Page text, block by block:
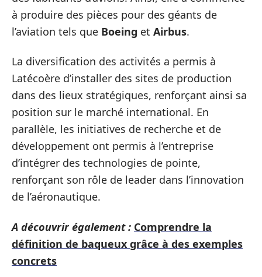
à produire des pièces pour des géants de
l’aviation tels que Boeing et Airbus.
La diversification des activités a permis à
Latécoère d’installer des sites de production
dans des lieux stratégiques, renforçant ainsi sa
position sur le marché international. En
parallèle, les initiatives de recherche et de
développement ont permis à l’entreprise
d’intégrer des technologies de pointe,
renforçant son rôle de leader dans l’innovation
de l’aéronautique.
A découvrir également : Comprendre la
définition de baqueux grâce à des exemples
concrets